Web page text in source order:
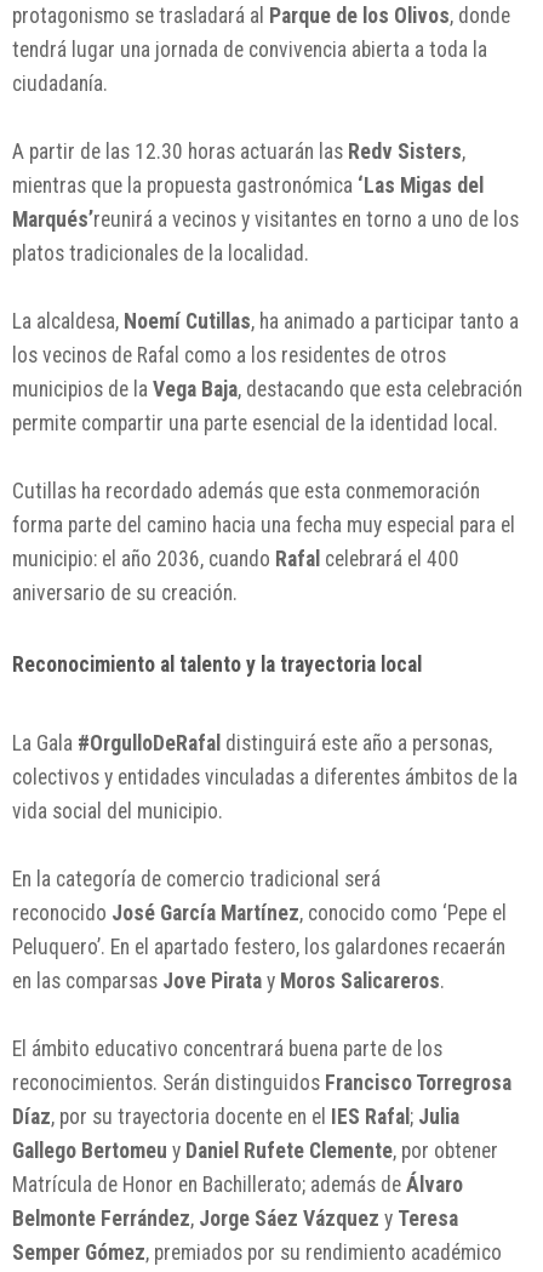
protagonismo se trasladará al Parque de los Olivos, donde
tendrá lugar una jornada de convivencia abierta a toda la
ciudadanía.
A partir de las 12.30 horas actuarán las Redv Sisters,
mientras que la propuesta gastronómica ‘Las Migas del
Marqués’reunirá a vecinos y visitantes en torno a uno de los
platos tradicionales de la localidad.
La alcaldesa, Noemí Cutillas, ha animado a participar tanto a
los vecinos de Rafal como a los residentes de otros
municipios de la Vega Baja, destacando que esta celebración
permite compartir una parte esencial de la identidad local.
Cutillas ha recordado además que esta conmemoración
forma parte del camino hacia una fecha muy especial para el
municipio: el año 2036, cuando Rafal celebrará el 400
aniversario de su creación.
Reconocimiento al talento y la trayectoria local
La Gala #OrgulloDeRafal distinguirá este año a personas,
colectivos y entidades vinculadas a diferentes ámbitos de la
vida social del municipio.
En la categoría de comercio tradicional será
reconocido José García Martínez, conocido como ‘Pepe el
Peluquero’. En el apartado festero, los galardones recaerán
en las comparsas Jove Pirata y Moros Salicareros.
El ámbito educativo concentrará buena parte de los
reconocimientos. Serán distinguidos Francisco Torregrosa
Díaz, por su trayectoria docente en el IES Rafal ; Julia
Gallego Bertomeu y Daniel Rufete Clemente, por obtener
Matrícula de Honor en Bachillerato; además de Álvaro
Belmonte Ferrández, Jorge Sáez Vázquez y Teresa
Semper Gómez, premiados por su rendimiento académico